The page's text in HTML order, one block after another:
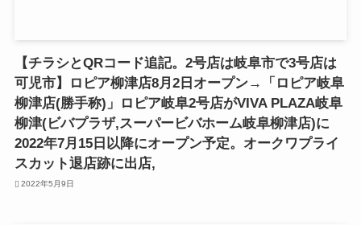
【チラシとQRコード追記。2号店は岐阜市で3号店は
可児市】ロピア柳津店8月2日オープン→「ロピア岐阜
柳津店(勝手称)」ロピア岐阜2号店がVIVA PLAZA岐阜
柳津(ビバプラザ,スーパービバホーム岐阜柳津店)に
2022年7月15日以降にオープン予定。オークワプライ
スカット退店跡に出店,
2022年5月9日